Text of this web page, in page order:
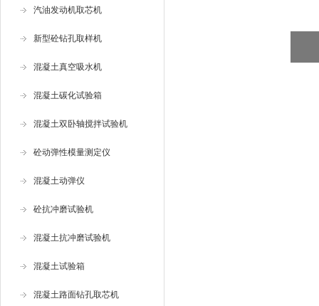
汽油发动机取芯机
新型砼钻孔取样机
混凝土真空吸水机
混凝土碳化试验箱
混凝土双卧轴搅拌试验机
砼动弹性模量测定仪
混凝土动弹仪
砼抗冲磨试验机
混凝土抗冲磨试验机
混凝土试验箱
混凝土路面钻孔取芯机